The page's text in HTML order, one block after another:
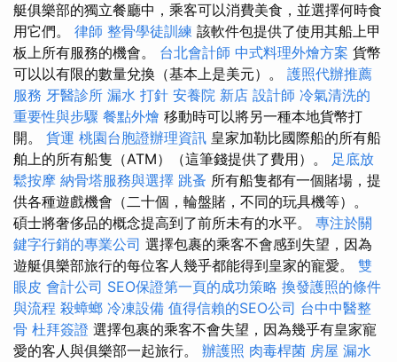
艇俱樂部的獨立餐廳中，乘客可以消費美食，並選擇何時食
用它們。 律師 整骨學徒訓練 該軟件包提供了使用其船上甲
板上所有服務的機會。 台北會計師 中式料理外燴方案 貨幣
可以以有限的數量兌換（基本上是美元）。 護照代辦推薦
服務 牙醫診所 漏水 打針 安養院 新店 設計師 冷氣清洗的
重要性與步驟 餐點外燴 移動時可以將另一種本地貨幣打
開。 貨運 桃園台胞證辦理資訊 皇家加勒比國際船的所有船
舶上的所有船隻（ATM）（這筆錢提供了費用）。 足底放
鬆按摩 納骨塔服務與選擇 跳蚤 所有船隻都有一個賭場，提
供各種遊戲機會（二十個，輪盤賭，不同的玩具機等）。
碩士將奢侈品的概念提高到了前所未有的水平。 專注於關
鍵字行銷的專業公司 選擇包裹的乘客不會感到失望，因為
遊艇俱樂部旅行的每位客人幾乎都能得到皇家的寵愛。 雙
眼皮 會計公司 SEO保證第一頁的成功策略 換發護照的條件
與流程 殺蟑螂 冷凍設備 值得信賴的SEO公司 台中中醫整
骨 杜拜簽證 選擇包裹的乘客不會失望，因為幾乎有皇家寵
愛的客人與俱樂部一起旅行。 辦護照 肉毒桿菌 房屋 漏水